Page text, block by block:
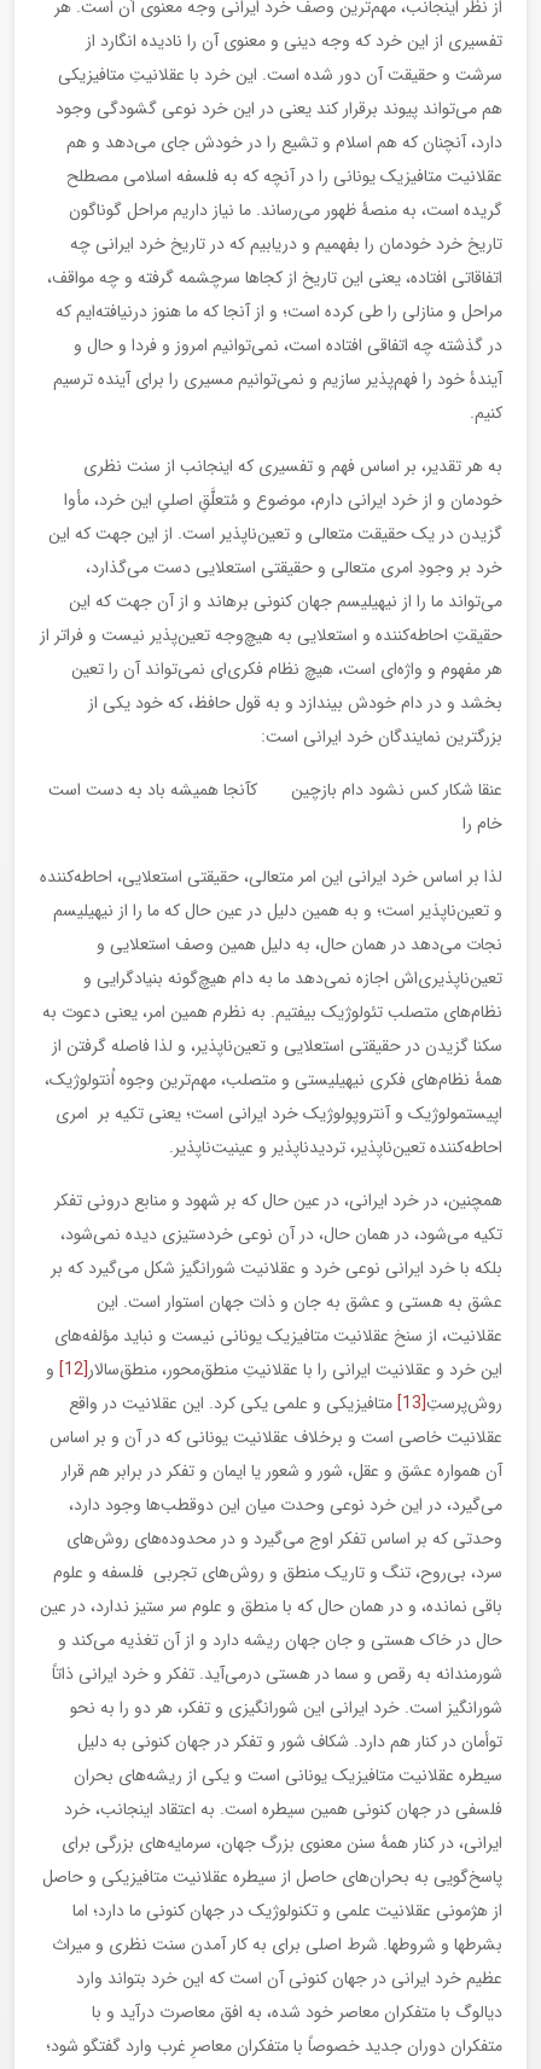
از نظر اینجانب، مهم‌ترین وصف خرد ایرانی وجه معنوی آن است. هر
تفسیری از این خرد که وجه دینی و معنوی آن را نادیده انگارد از
سرشت و حقیقت آن دور شده است. این خرد با عقلانیتِ متافیزیکی
هم می‌تواند پیوند برقرار کند یعنی در این خرد نوعی گشودگی وجود
دارد، آنچنان که هم اسلام و تشیع را در خودش جای می‌دهد و هم
عقلانیت متافیزیک یونانی را در آنچه که به فلسفه اسلامی مصطلح
گریده است، به منصۀ ظهور می‌رساند. ما نیاز داریم مراحل گوناگون
تاریخ خرد خودمان را بفهمیم و دریابیم که در تاریخ خرد ایرانی چه
اتفاقاتی افتاده، یعنی این تاریخ از کجاها سرچشمه گرفته و چه مواقف،
مراحل و منازلی را طی کرده است؛ و از آنجا که ما هنوز درنیافته‌ایم که
در گذشته چه اتفاقی افتاده است، نمی‌توانیم امروز و فردا و حال و
آیندۀ خود را فهم‌پذیر سازیم و نمی‌توانیم مسیری را برای آینده ترسیم
کنیم.
به هر تقدیر، بر اساس فهم و تفسیری که اینجانب از سنت نظری
خودمان و از خرد ایرانی دارم، موضوع و مُتعلَّقِ اصلیِ این خرد، مأوا
گزیدن در یک حقیقت متعالی و تعین‌ناپذیر است. از این جهت که این
خرد بر وجودِ امری متعالی و حقیقتی استعلایی دست می‌گذارد،
می‌تواند ما را از نیهیلیسم جهان کنونی برهاند و از آن جهت که این
حقیقتِ احاطه‌کننده و استعلایی به هیچ‌وجه تعین‌پذیر نیست و فراتر از
هر مفهوم و واژه‌ای است، هیچ نظام فکری‌ای نمی‌تواند آن را تعین
بخشد و در دام خودش بیندازد و به قول حافظ، که خود یکی از
بزرگترین نمایندگان خرد ایرانی است:
عنقا شکار کس نشود دام بازچین کآنجا همیشه باد به دست است
خام را
لذا بر اساس خرد ایرانی این امر متعالی، حقیقتی استعلایی، احاطه‌کننده
و تعین‌ناپذیر است؛ و به همین دلیل در عین حال که ما را از نیهیلیسم
نجات می‌دهد در همان حال، به دلیل همین وصف استعلایی و
تعین‌ناپذیری‌اش اجازه نمی‌دهد ما به دام هیچ‌گونه بنیادگرایی و
نظام‌های متصلب تئولوژیک بیفتیم. به نظرم همین امر، یعنی دعوت به
سکنا گزیدن در حقیقتی استعلایی و تعین‌ناپذیر، و لذا فاصله گرفتن از
همۀ نظام‌های فکری نیهیلیستی و متصلب، مهم‌ترین وجوه اُنتولوژیک،
اپیستمولوژیک و آنتروپولوژیک خرد ایرانی است؛ یعنی تکیه بر امری
احاطه‌کننده تعین‌ناپذیر، تردیدناپذیر و عینیت‌ناپذیر.
همچنین، در خرد ایرانی، در عین حال که بر شهود و منابع درونی تفکر
تکیه می‌شود، در همان حال، در آن نوعی خردستیزی دیده نمی‌شود،
بلکه با خرد ایرانی نوعی خرد و عقلانیت شورانگیز شکل می‌گیرد که بر
عشق به هستی و عشق به جان و ذات جهان استوار است. این
عقلانیت، از سنخ عقلانیت متافیزیک یونانی نیست و نباید مؤلفه‌های
این خرد و عقلانیت ایرانی را با عقلانیتِ منطق‌محور، منطق‌سالار[12]
و
روش‌پرستِ[13]
متافیزیکی و علمی یکی کرد. این عقلانیت در واقع
عقلانیت خاصی است و برخلاف عقلانیت یونانی که در آن و بر اساس
آن همواره عشق و عقل، شور و شعور یا ایمان و تفکر در برابر هم قرار
می‌گیرد، در این خرد نوعی وحدت میان این دوقطب‌ها وجود دارد،
وحدتی که بر اساس تفکر اوج می‌گیرد و در محدوده‌های روش‌های
سرد، بی‌روح، تنگ و تاریک منطق و روش‌های تجربی فلسفه و علوم
باقی نمانده، و در همان حال که با منطق و علوم سر ستیز ندارد، در عین
حال در خاک هستی و جان جهان ریشه دارد و از آن تغذیه می‌کند و
شورمندانه به رقص و سما در هستی درمی‌آید. تفکر و خرد ایرانی ذاتاً
شورانگیز است. خرد ایرانی این شورانگیزی و تفکر، هر دو را به نحو
توأمان در کنار هم دارد. شکاف شور و تفکر در جهان کنونی به دلیل
سیطره عقلانیت متافیزیک یونانی است و یکی از ریشه‌های بحران
فلسفی در جهان کنونی همین سیطره است. به اعتقاد اینجانب، خرد
ایرانی، در کنار همۀ سنن معنوی بزرگ جهان، سرمایه‌‌های بزرگی برای
پاسخ‌گویی به بحران‌های حاصل از سیطره عقلانیت متافیزیکی و حاصل
از هژمونی عقلانیت علمی و تکنولوژیک در جهان کنونی ما دارد؛ اما
بشرطها و شروطها. شرط اصلی برای به کار آمدن سنت نظری و میراث
عظیم خرد ایرانی در جهان کنونی آن است که این خرد بتواند وارد
دیالوگ با متفکران معاصر خود شده، به افق معاصرت درآید و با
متفکران دوران جدید خصوصاً با متفکران معاصرِ غرب وارد گفتگو شود؛